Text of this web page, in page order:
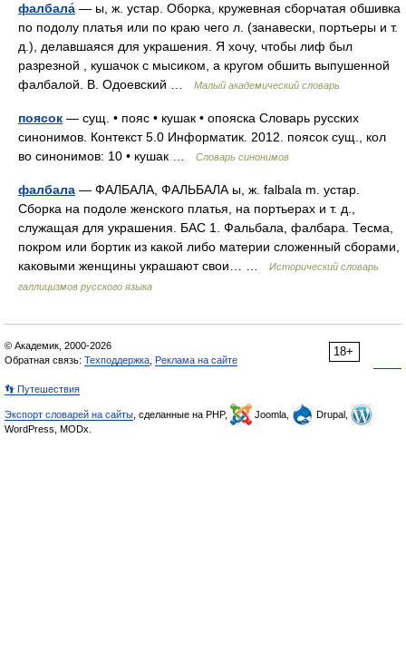
фалбала́ — ы, ж. устар. Оборка, кружевная сборчатая обшивка
по подолу платья или по краю чего л. (занавески, портьеры и т.
д.), делавшаяся для украшения. Я хочу, чтобы лиф был
разрезной , кушачок с мысиком, а кругом обшить выпушенной
фалбалой. В. Одоевский …
Малый академический словарь
поясок — сущ. • пояс • кушак • опояска Словарь русских
синонимов. Контекст 5.0 Информатик. 2012. поясок сущ., кол
во синонимов: 10 • кушак …
Словарь синонимов
фалбала — ФАЛБАЛА, ФАЛЬБАЛА ы, ж. falbala m. устар.
Сборка на подоле женского платья, на портьерах и т. д.,
служащая для украшения. БАС 1. Фальбала, фалбара. Тесма,
покром или бортик из какой либо материи сложенный сборами,
каковыми женщины украшают свои… …
Исторический словарь
галлицизмов русского языка
18+
© Академик, 2000-2026
Обратная связь: Техподдержка Реклама на сайте
👣 Путешествия
Экспорт словарей на сайты , сделанные на PHP, Joomla,
Drupal,
WordPress, MODx.